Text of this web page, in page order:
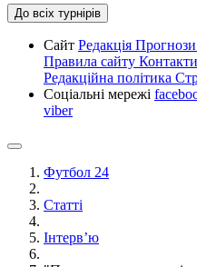
До всіх турнірів
Сайт Редакція Прогнози
Правила сайту Контакти
Редакційна політика
Соціальні мережі
viber
Футбол 24
Статті
Інтерв’ю